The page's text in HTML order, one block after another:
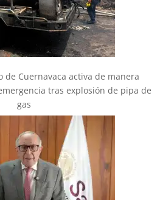
de Cuernavaca activa de manera
tras explosión de pipa de
gas